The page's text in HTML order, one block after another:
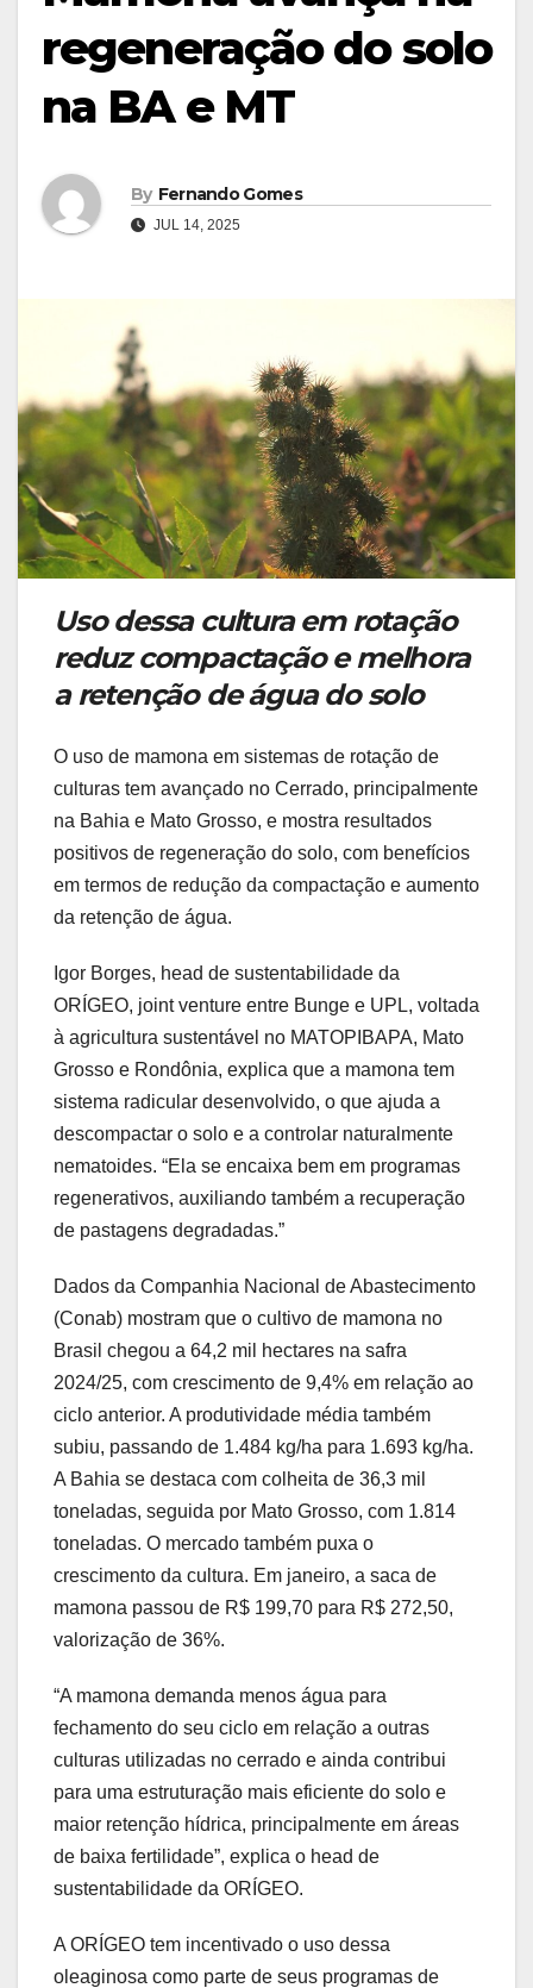
regeneração do solo
na BA e MT
By Fernando Gomes
JUL 14, 2025
Uso dessa cultura em rotação
reduz compactação e melhora
a retenção de água do solo
O uso de mamona em sistemas de rotação de
culturas tem avançado no Cerrado, principalmente
na Bahia e Mato Grosso, e mostra resultados
positivos de regeneração do solo, com benefícios
em termos de redução da compactação e aumento
da retenção de água.
Igor Borges, head de sustentabilidade da
ORÍGEO, joint venture entre Bunge e UPL, voltada
à agricultura sustentável no MATOPIBAPA, Mato
Grosso e Rondônia, explica que a mamona tem
sistema radicular desenvolvido, o que ajuda a
descompactar o solo e a controlar naturalmente
nematoides. “Ela se encaixa bem em programas
regenerativos, auxiliando também a recuperação
de pastagens degradadas.”
Dados da Companhia Nacional de Abastecimento
(Conab) mostram que o cultivo de mamona no
Brasil chegou a 64,2 mil hectares na safra
2024/25, com crescimento de 9,4% em relação ao
ciclo anterior. A produtividade média também
subiu, passando de 1.484 kg/ha para 1.693 kg/ha.
A Bahia se destaca com colheita de 36,3 mil
toneladas, seguida por Mato Grosso, com 1.814
toneladas. O mercado também puxa o
crescimento da cultura. Em janeiro, a saca de
mamona passou de R$ 199,70 para R$ 272,50,
valorização de 36%.
“A mamona demanda menos água para
fechamento do seu ciclo em relação a outras
culturas utilizadas no cerrado e ainda contribui
para uma estruturação mais eficiente do solo e
maior retenção hídrica, principalmente em áreas
de baixa fertilidade”, explica o head de
sustentabilidade da ORÍGEO.
A ORÍGEO tem incentivado o uso dessa
oleaginosa como parte de seus programas de